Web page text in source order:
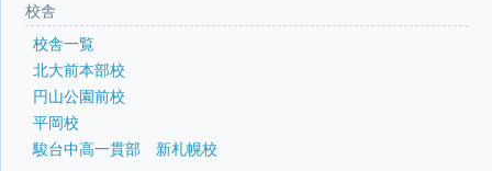
校舎
校舎一覧
北大前本部校
円山公園前校
平岡校
駿台中高一貫部 新札幌校